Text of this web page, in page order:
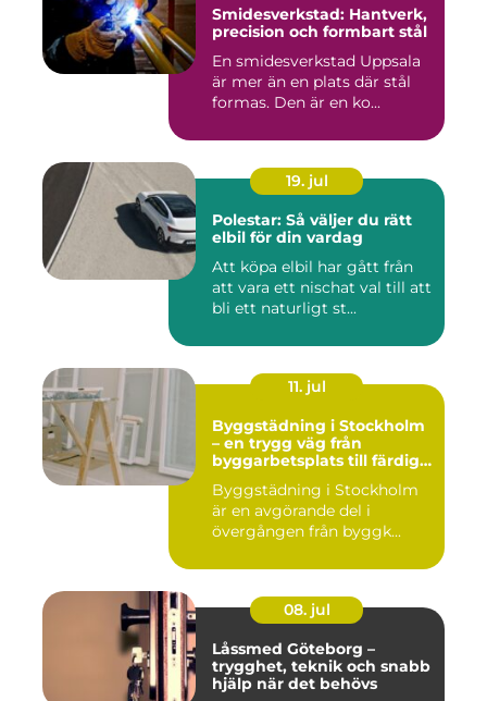
Smidesverkstad: Hantverk,
precision och formbart stål
En smidesverkstad Uppsala
är mer än en plats där stål
formas. Den är en ko...
19. jul
Polestar: Så väljer du rätt
elbil för din vardag
Att köpa elbil har gått från
att vara ett nischat val till att
bli ett naturligt st...
11. jul
Byggstädning i Stockholm
– en trygg väg från
byggarbetsplats till färdig
Byggstädning i Stockholm
är en avgörande del i
övergången från byggk...
08. jul
Låssmed Göteborg –
trygghet, teknik och snabb
hjälp när det behövs